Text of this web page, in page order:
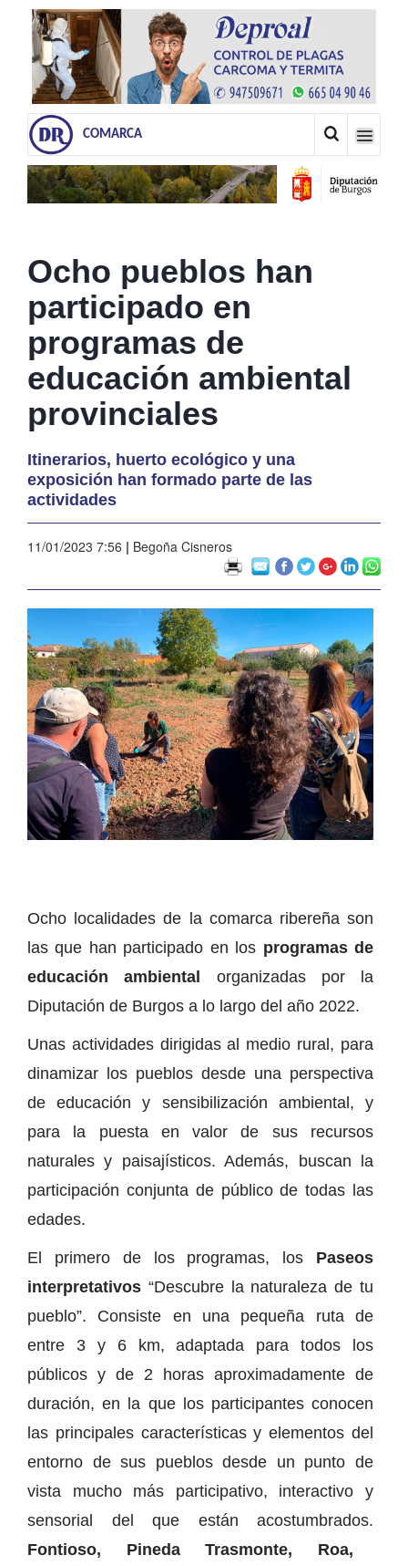
COMARCA
Ocho pueblos han
participado en
programas de
educación ambiental
provinciales
Itinerarios, huerto ecológico y una
exposición han formado parte de las
actividades
11/01/2023 7:56 | Begoña Cisneros
Ocho localidades de la comarca ribereña son
las que han participado en los programas de
educación ambiental organizadas por la
Diputación de Burgos a lo largo del año 2022.
Unas actividades dirigidas al medio rural, para
dinamizar los pueblos desde una perspectiva
de educación y sensibilización ambiental, y
para la puesta en valor de sus recursos
naturales y paisajísticos. Además, buscan la
participación conjunta de público de todas las
edades.
El primero de los programas, los Paseos
interpretativos “Descubre la naturaleza de tu
pueblo”. Consiste en una pequeña ruta de
entre 3 y 6 km, adaptada para todos los
públicos y de 2 horas aproximadamente de
duración, en la que los participantes conocen
las principales características y elementos del
entorno de sus pueblos desde un punto de
vista mucho más participativo, interactivo y
sensorial del que están acostumbrados.
Fontioso, Pineda Trasmonte, Roa,